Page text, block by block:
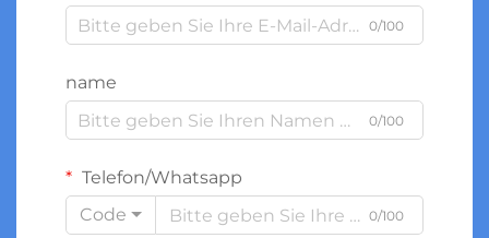
0/100
name
0/100
Telefon/Whatsapp
Code
0/100